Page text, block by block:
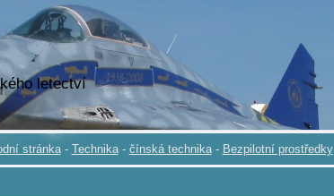
letectví
stránka - Technika - čínská technika - Bezpilotní prostředky